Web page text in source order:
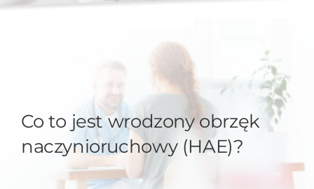
Co to jest wrodzony obrzęk
naczynioruchowy (HAE)?